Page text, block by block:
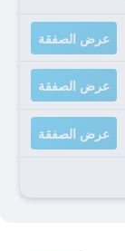
عرض الصفقة
عرض الصفقة
عرض الصفقة